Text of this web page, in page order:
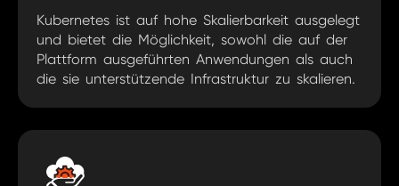
Kubernetes ist auf hohe Skalierbarkeit ausgelegt
und bietet die Möglichkeit, sowohl die auf der
Plattform ausgeführten Anwendungen als auch
die sie unterstützende Infrastruktur zu skalieren.